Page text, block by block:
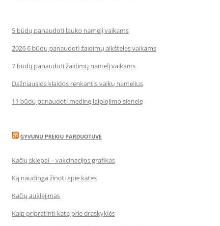
5 būdų panaudoti lauko namelį vaikams
2026 6 būdų panaudoti žaidimų aikšteles vaikams
7 būdų panaudoti žaidimų namelį vaikams
Dažniausios klaidos renkantis vaikų namelius
11 būdų panaudoti medinę laipiojimo sienelę
GYVUNU PREKIU PARDUOTUVE
Kačių skiepai – vakcinacijos grafikas
Ką naudinga žinoti apie kates
Kačių auklėjimas
Kaip pripratinti katę prie draskyklės